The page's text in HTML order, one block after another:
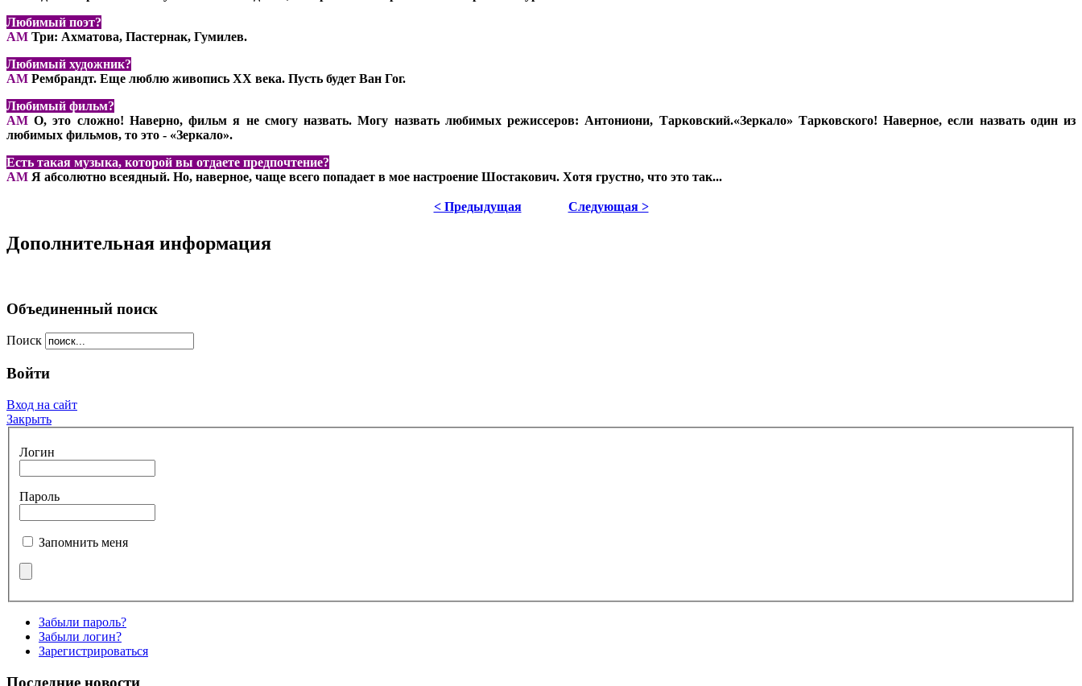
Любимый поэт?
АМ Три: Ахматова, Пастернак, Гумилев.
Любимый художник?
АМ Рембрандт. Еще люблю живопись XX века. Пусть будет Ван Гог.
Любимый фильм?
АМ О, это сложно! Наверно, фильм я не смогу назвать. Могу назвать любимых режиссеров: Антониони, Тарковский.«Зеркало» Тарковского! Наверное, если назвать один из
любимых фильмов, то это - «Зеркало».
Есть такая музыка, которой вы отдаете предпочтение?
АМ Я абсолютно всеядный. Но, наверное, чаще всего попадает в мое настроение Шостакович. Хотя грустно, что это так...
< Предыдущая Следующая >
Дополнительная информация
Объединенный поиск
Поиск
Войти
Вход на сайт
Закрыть
Логин
Пароль
Запомнить меня
Забыли пароль?
Забыли логин?
Зарегистрироваться
Последние новости